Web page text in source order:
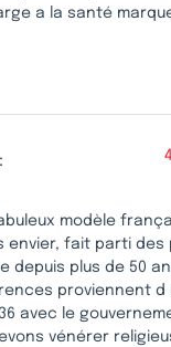
a la santé
modèle
envier, fait parti
depuis plus de 50
proviennent d
avec le
vénérer